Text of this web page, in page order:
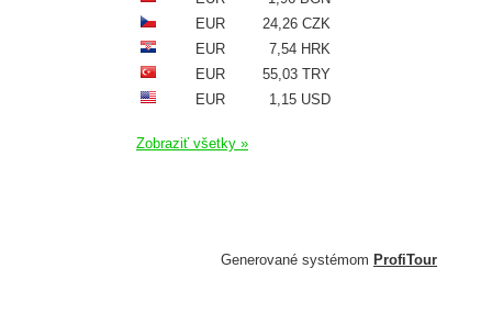
EUR
24,26 CZK
EUR
7,54 HRK
EUR
55,03 TRY
EUR
1,15 USD
Zobraziť všetky »
Generované systémom ProfiTour